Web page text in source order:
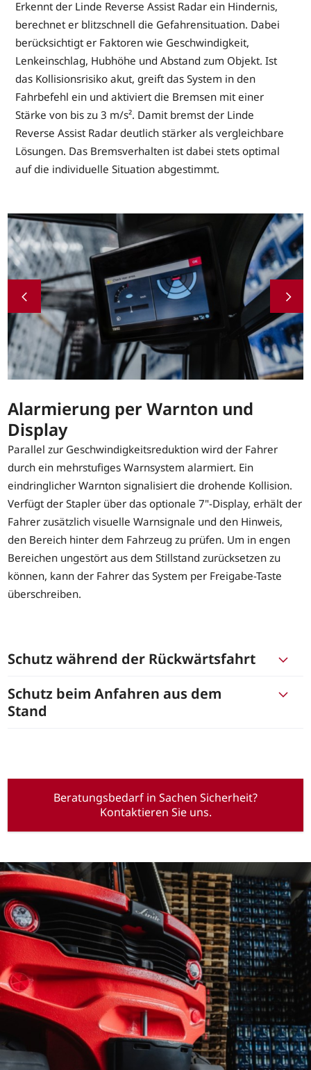
Erkennt der Linde Reverse Assist Radar ein Hindernis,
berechnet er blitzschnell die Gefahrensituation. Dabei
berücksichtigt er Faktoren wie Geschwindigkeit,
Lenkeinschlag, Hubhöhe und Abstand zum Objekt. Ist
das Kollisionsrisiko akut, greift das System in den
Fahrbefehl ein und aktiviert die Bremsen mit einer
Stärke von bis zu 3 m/s². Damit bremst der Linde
Reverse Assist Radar deutlich stärker als vergleichbare
Lösungen. Das Bremsverhalten ist dabei stets optimal
auf die individuelle Situation abgestimmt.
Alarmierung per Warnton und
Display
Parallel zur Geschwindigkeitsreduktion wird der Fahrer
durch ein mehrstufiges Warnsystem alarmiert. Ein
eindringlicher Warnton signalisiert die drohende Kollision.
Verfügt der Stapler über das optionale 7"-Display, erhält der
Fahrer zusätzlich visuelle Warnsignale und den Hinweis,
den Bereich hinter dem Fahrzeug zu prüfen. Um in engen
Bereichen ungestört aus dem Stillstand zurücksetzen zu
können, kann der Fahrer das System per Freigabe-Taste
überschreiben.
Schutz während der Rückwärtsfahrt
Schutz beim Anfahren aus dem
Stand
Beratungsbedarf in Sachen Sicherheit?
Kontaktieren Sie uns.